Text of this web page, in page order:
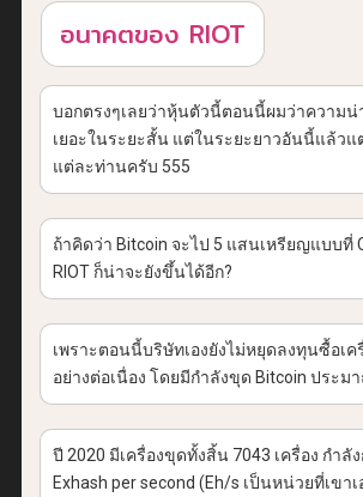
อนาคตของ RIOT
บอกตรงๆเลยว่าหุ้นตัวนี้ตอนนี้ผมว่าความน่
เยอะในระยะสั้น แต่ในระยะยาวอันนี้แล้วแ
แต่ละท่านครับ 555
ถ้าคิดว่า Bitcoin จะไป 5 แสนเหรียญแบบที่
RIOT ก็น่าจะยังขึ้นได้อีก?
เพราะตอนนี้บริษัทเองยังไม่หยุดลงทุนซื้อเค
อย่างต่อเนื่อง โดยมีกำลังขุด Bitcoin ประ
ปี 2020 มีเครื่องขุดทั้งสิ้น 7043 เครื่อง กำลั
Exhash per second (Eh/s เป็นหน่วยที่เขา